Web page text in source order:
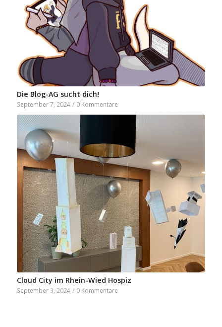
Die Blog-AG sucht dich!
September 7, 2024 / 0 Kommentare
Cloud City im Rhein-Wied Hospiz
September 3, 2024 / 0 Kommentare